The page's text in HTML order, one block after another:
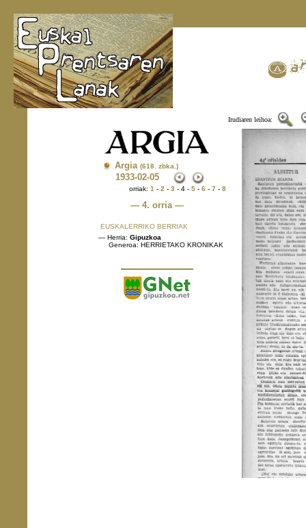
Irudiaren leihoa:
Argia (618. zbka.)
1933-02-05
orriak: 1 - 2 - 3 - 4 - 5 - 6 - 7 - 8
— 4. orria —
EUSKALERRIKO BERRIAK
— Herria: Gipuzkoa
Generoa: HERRIETAKO KRONIKAK